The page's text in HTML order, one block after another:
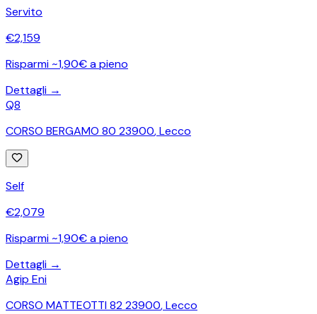
Servito
€2,159
Risparmi ~1,90€ a pieno
Dettagli →
Q8
CORSO BERGAMO 80 23900,Lecco
Self
€2,079
Risparmi ~1,90€ a pieno
Dettagli →
Agip Eni
CORSO MATTEOTTI 82 23900,Lecco